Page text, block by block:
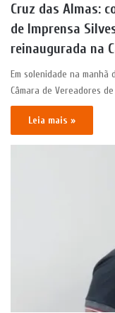
Cruz das Almas:
de Imprensa
reinaugurada na
Em solenidade na manhã
Câmara de Vereadores
Leia mais »